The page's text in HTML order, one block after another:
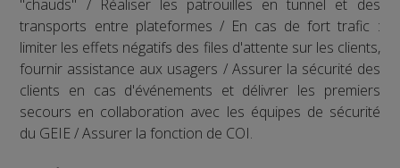
"chauds" / Réaliser les patrouilles en tunnel et des
transports entre plateformes / En cas de fort trafic :
limiter les effets négatifs des files d'attente sur les clients,
fournir assistance aux usagers / Assurer la sécurité des
clients en cas d'événements et délivrer les premiers
secours en collaboration avec les équipes de sécurité
du GEIE / Assurer la fonction de COI.